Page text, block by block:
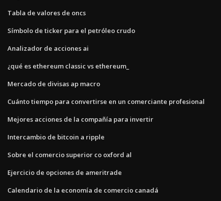
Tabla de valores de oncs
Símbolo de ticker para el petróleo crudo
Analizador de acciones ai
¿qué es ethereum classic vs ethereum_
Mercado de divisas ap macro
Cuánto tiempo para convertirse en un comerciante profesional
Mejores acciones de la compañía para invertir
Intercambio de bitcoin a ripple
Sobre el comercio superior co oxford al
Ejercicio de opciones de ameritrade
Calendario de la economía de comercio canadá